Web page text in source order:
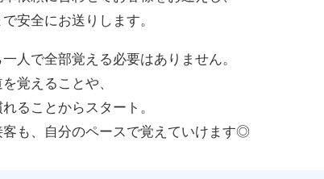
安全にお送りします。
人で全部覚える必要はありません。
覚えることや、
ることからスタート。
客も、自分のペースで覚えていけます◎